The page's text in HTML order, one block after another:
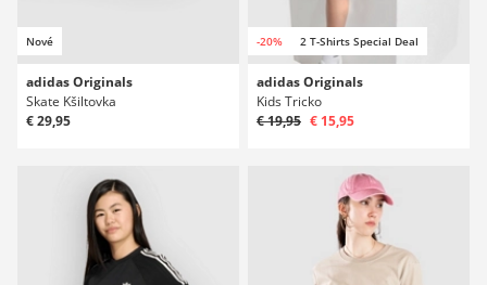
Nové
adidas Originals
Skate Kšiltovka
€ 29,95
-20% 2 T-Shirts Special Deal
adidas Originals
Kids Tricko
€ 19,95 € 15,95